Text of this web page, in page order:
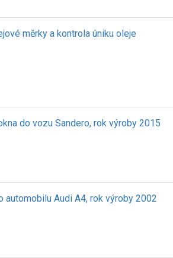
měrky a kontrola úniku oleje
do vozu Sandero, rok výroby 2015
automobilu Audi A4, rok výroby 2002